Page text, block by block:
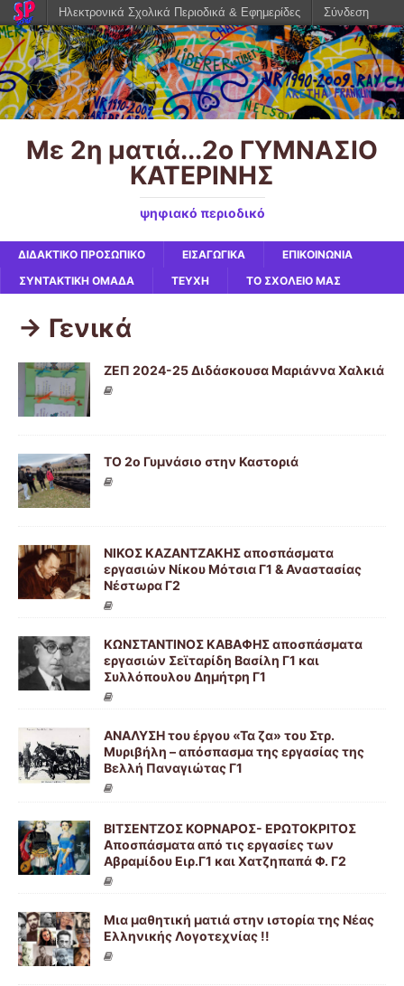
Με 2η ματιά...2ο ΓΥΜΝΑΣΙΟ
ΚΑΤΕΡΙΝΗΣ
ψηφιακό περιοδικό
ΔΙΔΑΚΤΙΚΟ ΠΡΟΣΩΠΙΚΟ ΕΙΣΑΓΩΓΙΚΑ
ΕΠΙΚΟΙΝΩΝΙΑ
ΣΥΝΤΑΚΤΙΚΗ ΟΜΑΔΑ
ΤΕΥΧΗ ΤΟ ΣΧΟΛΕΙΟ ΜΑΣ
-> Γενικά
ΖΕΠ 2024-25 Διδάσκουσα Μαριάννα Χαλκιά
ΤΟ 2ο Γυμνάσιο στην Καστοριά
ΝΙΚΟΣ ΚΑΖΑΝΤΖΑΚΗΣ αποσπάσματα
εργασιών Νίκου Μότσια Γ1 & Αναστασίας
Νέστωρα Γ2
ΚΩΝΣΤΑΝΤΙΝΟΣ ΚΑΒΑΦΗΣ αποσπάσματα
εργασιών Σεϊταρίδη Βασίλη Γ1 και
Συλλόπουλου Δημήτρη Γ1
ΑΝΑΛΥΣΗ του έργου «Τα ζα» του Στρ.
Μυριβήλη – απόσπασμα της εργασίας της
Βελλή Παναγιώτας Γ1
ΒΙΤΣΕΝΤΖΟΣ ΚΟΡΝΑΡΟΣ- ΕΡΩΤΟΚΡΙΤΟΣ
Αποσπάσματα από τις εργασίες των
Αβραμίδου Ειρ.Γ1 και Χατζηπαπά Φ. Γ2
Μια μαθητική ματιά στην ιστορία της Νέας
Ελληνικής Λογοτεχνίας !!
Ηλεκτρονικά Σχολικά Περιοδικά & Εφημερίδες Σύνδεση